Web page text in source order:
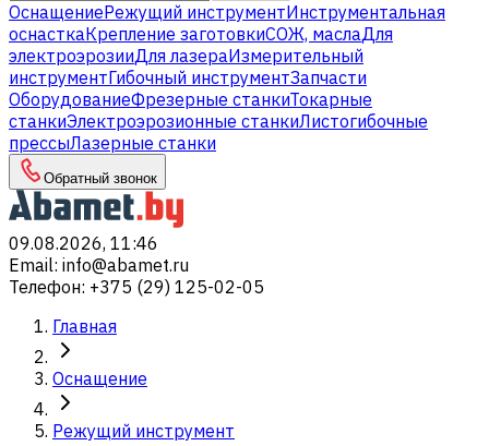
ОснащениеРежущий инструментИнструментальная
оснасткаКрепление заготовкиСОЖ, маслаДля
электроэрозииДля лазераИзмерительный
инструментГибочный инструментЗапчасти
ОборудованиеФрезерные станкиТокарные
станкиЭлектроэрозионные станкиЛистогибочные
прессыЛазерные станки
Обратный звонок
09.08.2026, 11:46
Email: info@abamet.ru
Телефон: +375 (29) 125-02-05
Главная
Оснащение
Режущий инструмент